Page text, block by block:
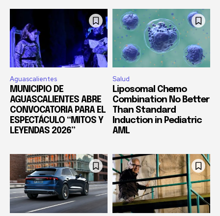
Aguascalientes
MUNICIPIO DE
AGUASCALIENTES ABRE
CONVOCATORIA PARA EL
ESPECTÁCULO “MITOS Y
LEYENDAS 2026”
Salud
Liposomal Chemo
Combination No Better
Than Standard
Induction in Pediatric
AML